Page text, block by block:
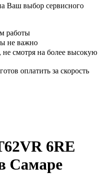
Ваш выбор сервисного
работы
не важно
не смотря на более высокую
оплатить за скорость
6RE
Самаре